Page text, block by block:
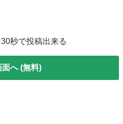
秒で投稿出来る
へ (無料)